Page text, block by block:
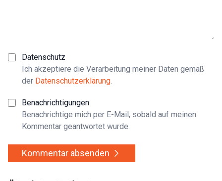
Datenschutz
Ich akzeptiere die Verarbeitung meiner Daten gemäß
der Datenschutzerklärung.
Benachrichtigungen
Benachrichtige mich per E-Mail, sobald auf meinen
Kommentar geantwortet wurde.
Kommentar absenden